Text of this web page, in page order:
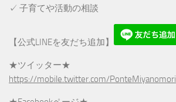
✓ 子育てや活動の相談
【公式LINEを友だち追加】
★ツイッター★
https://mobile.twitter.com/PonteMiyanomori